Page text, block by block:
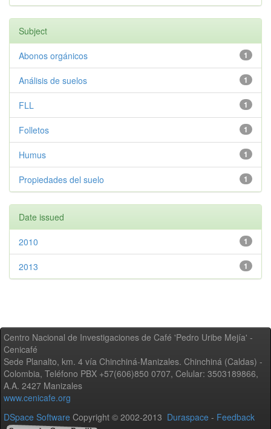
Subject
1
Abonos orgánicos
1
Análisis de suelos
1
FLL
1
Folletos
1
Humus
1
Propiedades del suelo
Date issued
1
2010
1
2013
Centro Nacional de Investigaciones de Café 'Pedro Uribe Mejía' -
Cenicafé
Sede Planalto, km. 4 vía Chinchiná-Manizales. Chinchiná (Caldas) -
Colombia, Teléfono PBX +57(606)850 0707, Celular: 3503189866,
A.A. 2427 Manizales
www.cenicafe.org
DSpace Software Copyright © 2002-2013 Duraspace - Feedback